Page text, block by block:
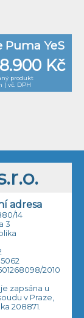
Puma YeS
Kč
produkt
| vč. DPH
adresa
14
3
2010
zapsána u
v Praze,
208871.